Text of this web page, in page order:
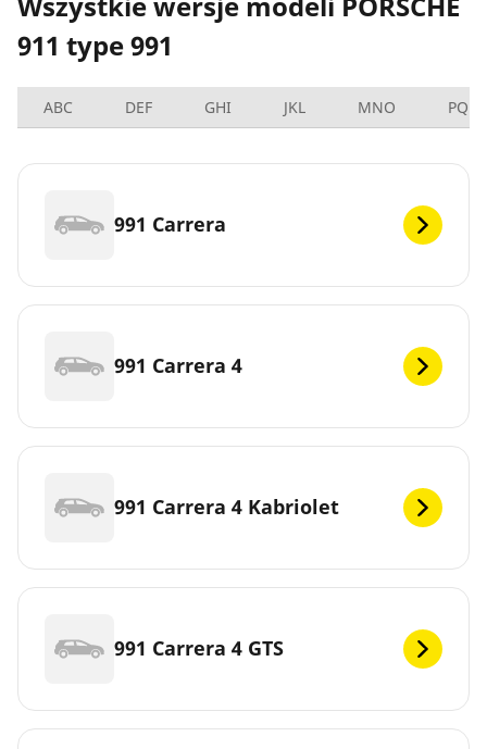
911 type 991
ABC DEF GHI JKL MNO PQRS
991 Carrera
991 Carrera 4
991 Carrera 4 Kabriolet
991 Carrera 4 GTS